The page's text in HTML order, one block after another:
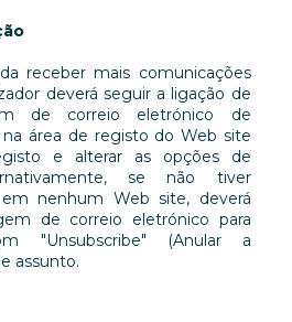
receber mais comunicações
deverá seguir a ligação de
de correio eletrónico de
área de registo do Web site
e alterar as opções de
se não tiver
nenhum Web site, deverá
de correio eletrónico para
"Unsubscribe" (Anular a
assunto.